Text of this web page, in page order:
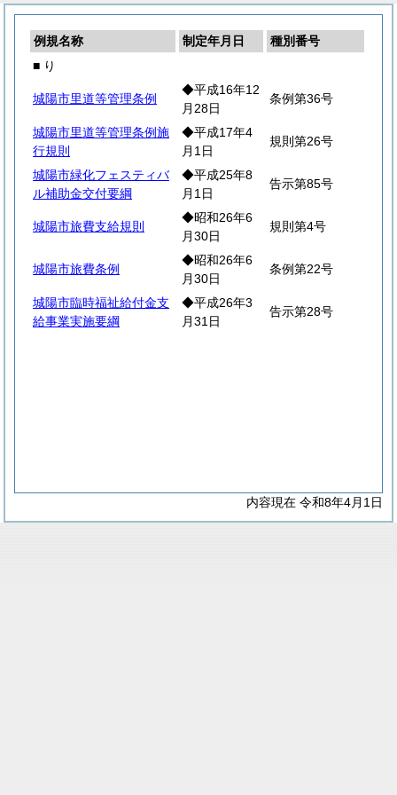
例規名称 制定年月日
種別番号
■ り
城陽市里道等管理条例
◆平成16年12
月28日
条例第36号
城陽市里道等管理条例施
行規則
◆平成17年4
月1日
規則第26号
城陽市緑化フェスティバ
ル補助金交付要綱
◆平成25年8
月1日
告示第85号
城陽市旅費支給規則
◆昭和26年6
月30日
規則第4号
城陽市旅費条例
◆昭和26年6
月30日
条例第22号
城陽市臨時福祉給付金支
給事業実施要綱
◆平成26年3
月31日
告示第28号
内容現在 令和8年4月1日